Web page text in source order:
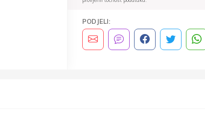
PODJELI: